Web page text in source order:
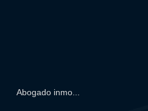
Abogado inmo...